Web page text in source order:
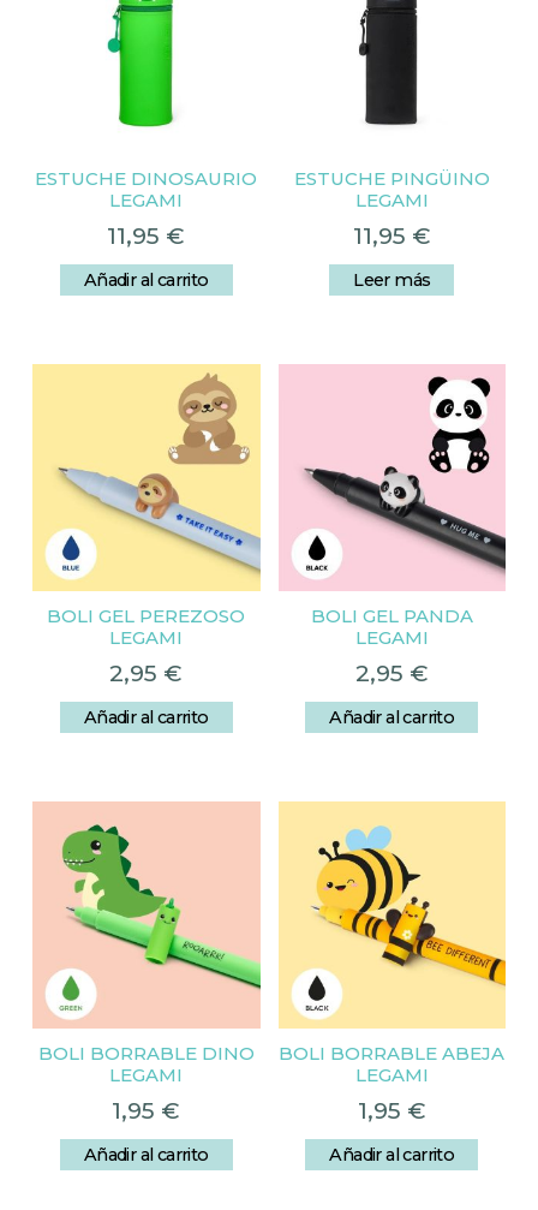
ESTUCHE DINOSAURIO
LEGAMI
11,95 €
Añadir al carrito
ESTUCHE PINGÜINO
LEGAMI
11,95 €
Leer más
BOLI GEL PEREZOSO
LEGAMI
2,95 €
Añadir al carrito
BOLI GEL PANDA
LEGAMI
2,95 €
Añadir al carrito
BOLI BORRABLE DINO
LEGAMI
1,95 €
Añadir al carrito
BOLI BORRABLE ABEJA
LEGAMI
1,95 €
Añadir al carrito